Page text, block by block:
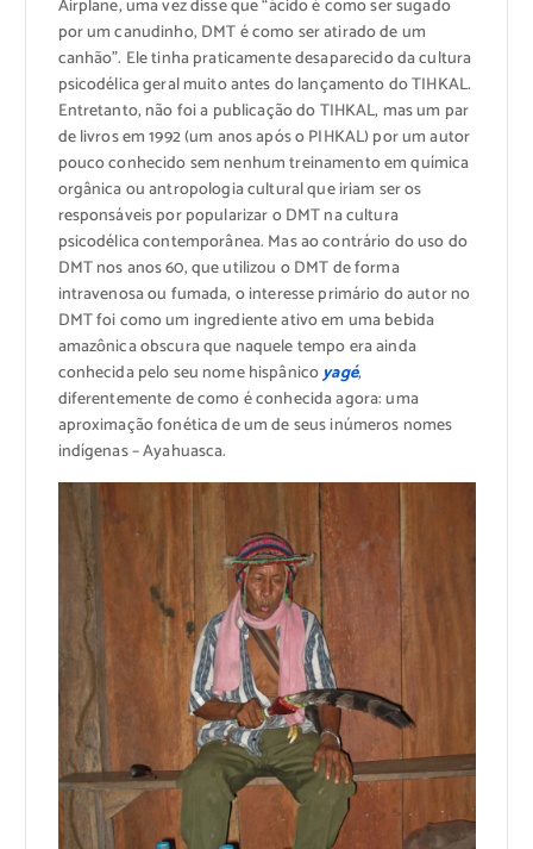
Airplane, uma vez disse que “ácido é como ser sugado
por um canudinho, DMT é como ser atirado de um
canhão”. Ele tinha praticamente desaparecido da cultura
psicodélica geral muito antes do lançamento do TIHKAL.
Entretanto, não foi a publicação do TIHKAL, mas um par
de livros em 1992 (um anos após o PIHKAL) por um autor
pouco conhecido sem nenhum treinamento em química
orgânica ou antropologia cultural que iriam ser os
responsáveis por popularizar o DMT na cultura
psicodélica contemporânea. Mas ao contrário do uso do
DMT nos anos 60, que utilizou o DMT de forma
intravenosa ou fumada, o interesse primário do autor no
DMT foi como um ingrediente ativo em uma bebida
amazônica obscura que naquele tempo era ainda
conhecida pelo seu nome hispânicoyagé,
diferentemente de como é conhecida agora: uma
aproximação fonética de um de seus inúmeros nomes
indígenas – Ayahuasca.